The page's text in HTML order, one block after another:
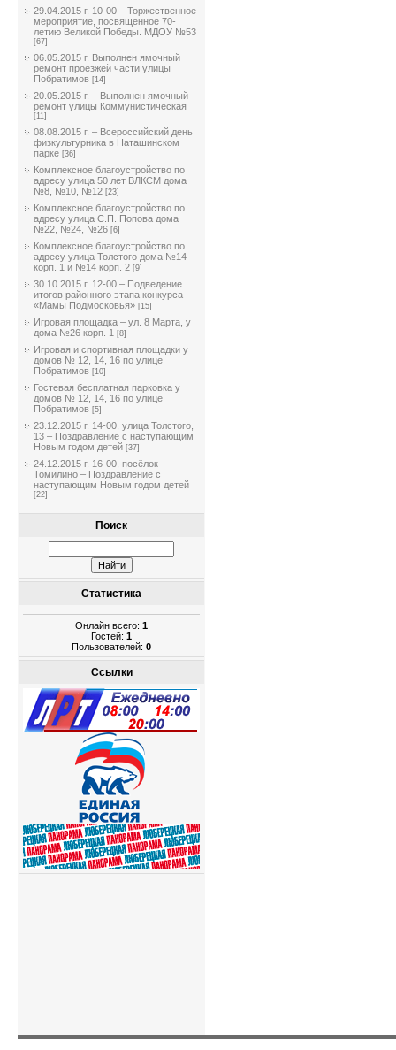
29.04.2015 г. 10-00 – Торжественное
мероприятие, посвященное 70-
летию Великой Победы. МДОУ №53
[67]
06.05.2015 г. Выполнен ямочный
ремонт проезжей части улицы
Побратимов [14]
20.05.2015 г. – Выполнен ямочный
ремонт улицы Коммунистическая
[11]
08.08.2015 г. – Всероссийский день
физкультурника в Наташинском
парке [36]
Комплексное благоустройство по
адресу улица 50 лет ВЛКСМ дома
№8, №10, №12 [23]
Комплексное благоустройство по
адресу улица С.П. Попова дома
№22, №24, №26 [6]
Комплексное благоустройство по
адресу улица Толстого дома №14
корп. 1 и №14 корп. 2 [9]
30.10.2015 г. 12-00 – Подведение
итогов районного этапа конкурса
«Мамы Подмосковья» [15]
Игровая площадка – ул. 8 Марта, у
дома №26 корп. 1 [8]
Игровая и спортивная площадки у
домов № 12, 14, 16 по улице
Побратимов [10]
Гостевая бесплатная парковка у
домов № 12, 14, 16 по улице
Побратимов [5]
23.12.2015 г. 14-00, улица Толстого,
13 – Поздравление с наступающим
Новым годом детей [37]
24.12.2015 г. 16-00, посёлок
Томилино – Поздравление с
наступающим Новым годом детей
[22]
Поиск
Статистика
Онлайн всего: 1
Гостей: 1
Пользователей: 0
Ссылки